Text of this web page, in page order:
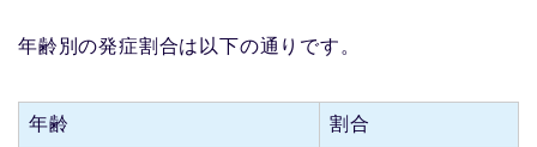
年齢別の発症割合は以下の通りです。
年齢 割合